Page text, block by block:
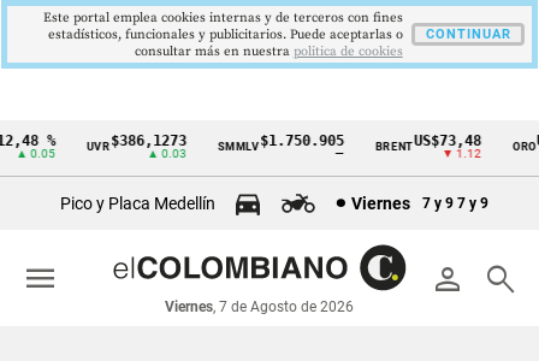
Cintillo
económicos
Colombia
%
0.05
UVR$386,1273
▲ 0.03
SMMLV$1.750.905 BRENTUS$73,48
▼ 1.12
ORO
Pico y Placa Medellín Viernes 7 y 9 7 y 9
person search
Viernes, 7 de Agosto de 2026
menu
Este portal emplea cookies internas y de terceros con fines
estadísticos, funcionales y publicitarios. Puede aceptarlas o
consultar más en nuestra politica de cookies
CONTINUAR